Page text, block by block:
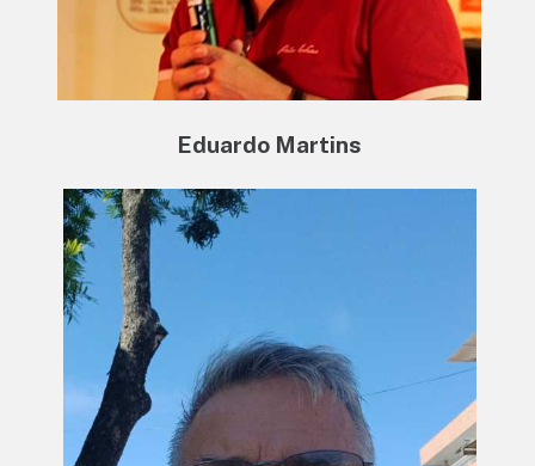
Eduardo Martins